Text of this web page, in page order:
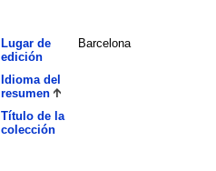
Lugar de
edición
Barcelona
Idioma del
resumen
Título de la
colección